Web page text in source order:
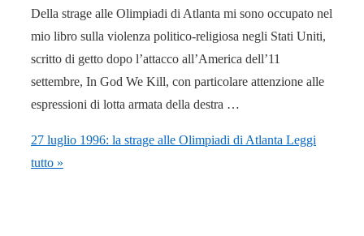
Della strage alle Olimpiadi di Atlanta mi sono occupato nel
mio libro sulla violenza politico-religiosa negli Stati Uniti,
scritto di getto dopo l’attacco all’America dell’11
settembre, In God We Kill, con particolare attenzione alle
espressioni di lotta armata della destra …
27 luglio 1996: la strage alle Olimpiadi di Atlanta Leggi
tutto »